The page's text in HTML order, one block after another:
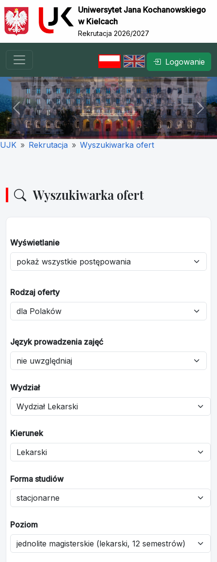
Uniwersytet Jana Kochanowskiego
w Kielcach
Rekrutacja 2026/2027
Logowanie
Previous Next
UJK Rekrutacja Wyszukiwarka ofert
Wyszukiwarka ofert
Wyświetlanie
Rodzaj oferty
Język prowadzenia zajęć
Wydział
Kierunek
Forma studiów
Poziom